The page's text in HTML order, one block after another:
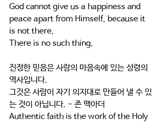
God cannot give us a happiness and
peace apart from Himself, because it
is not there.
There is no such thing.
진정한 믿음은 사람의 마음속에 있는 성령의
역사입니다.
그것은 사람이 자기 의지대로 만들어 낼 수 있
는 것이 아닙니다. - 존 맥아더
Authentic faith is the work of the Holy